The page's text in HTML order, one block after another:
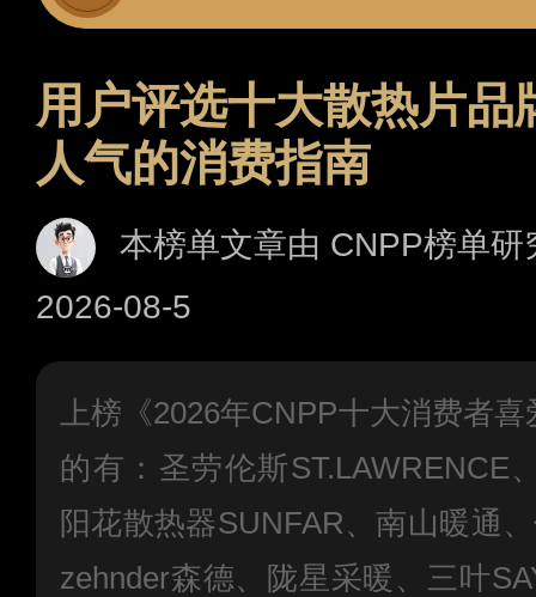
用户评选十大散热片品
人气的消费指南
本榜单文章由 CNPP榜单
2026-08-5
上榜《2026年CNPP十大消费者
的有：圣劳伦斯ST.LAWRENCE
阳花散热器SUNFAR、南山暖通
zehnder森德、陇星采暖、三叶